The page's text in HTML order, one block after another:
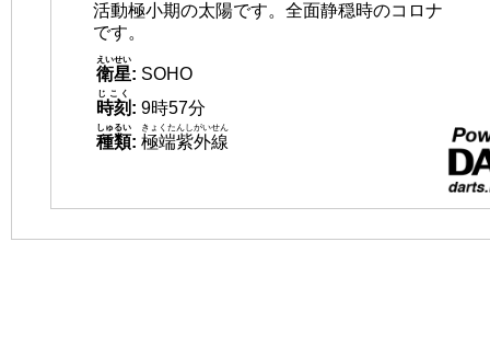
活動極小期の太陽です。全面静穏時のコロナ
です。
衛星
えいせい
: SOHO
時刻
じこく
: 9時57分
種類
しゅるい
: 極端紫外線
きょくたんしがいせん